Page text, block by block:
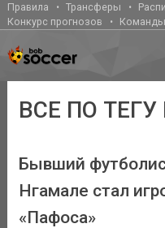
Правила Трансферы
Конкурс прогнозов
Команды
ВСЕ ПО
Бывший
Нгамале стал
«Пафоса»